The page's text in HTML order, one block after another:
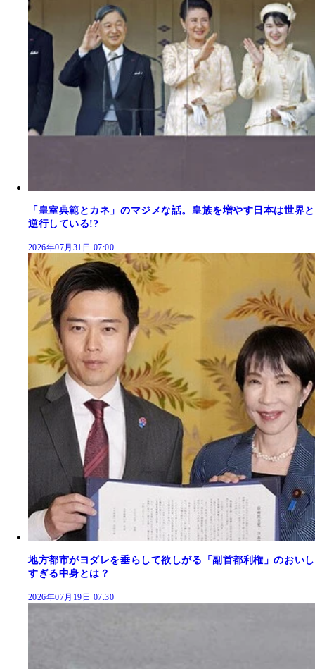
「皇室典範とカネ」のマジメな話。皇族を増やす日本は世界と
逆行している!?
2026年07月31日 07:00
地方都市がヨダレを垂らして欲しがる「副首都利権」のおいし
すぎる中身とは？
2026年07月19日 07:30